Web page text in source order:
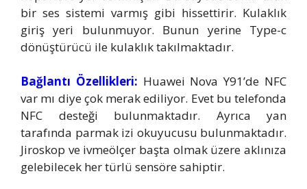
bir ses sistemi varmış gibi hissettirir. Kulaklık
giriş yeri bulunmuyor. Bunun yerine Type-c
dönüştürücü ile kulaklık takılmaktadır.
Bağlantı Özellikleri: Huawei Nova Y91’de NFC
var mı diye çok merak ediliyor. Evet bu telefonda
NFC desteği bulunmaktadır. Ayrıca yan
tarafında parmak izi okuyucusu bulunmaktadır.
Jiroskop ve ivmeölçer başta olmak üzere aklınıza
gelebilecek her türlü sensöre sahiptir.